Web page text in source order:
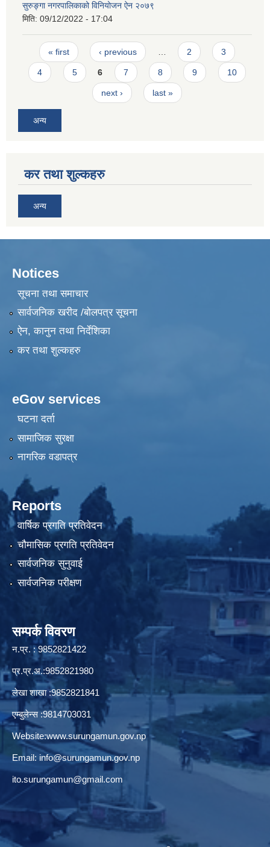
सुरुङ्गा नगरपालिकाको विनियोजन ऐन २०७९
मिति: 09/12/2022 - 17:04
Pages
« first ‹ previous 2 3
4 5 6 7 8 9 10
next › last »
अन्य
कर तथा शुल्कहरु
अन्य
Notices
सूचना तथा समाचार
सार्वजनिक खरीद /बोलपत्र सूचना
ऐन, कानुन तथा निर्देशिका
कर तथा शुल्कहरु
eGov services
घटना दर्ता
सामाजिक सुरक्षा
नागरिक वडापत्र
Reports
वार्षिक प्रगति प्रतिवेदन
चौमासिक प्रगति प्रतिवेदन
सार्वजनिक सुनुवाई
सार्वजनिक परीक्षण
सम्पर्क विवरण
न.प्र. : 9852821422
प्र.प्र.अ.:9852821980
लेखा शाखा :9852821841
एम्बुलेन्स :9814703031
Website:www.surungamun.gov.np
Email: info@surungamun.gov.np
ito.surungamun@gmail.com